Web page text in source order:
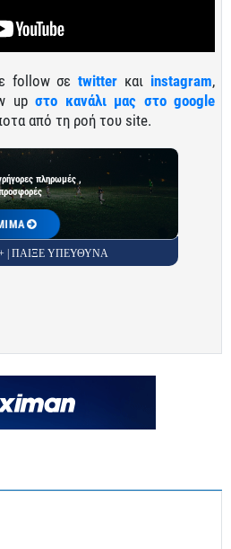
follow σεtwitter και instagram,
upστο κανάλι μας στο google
από τη ροή του site.
πληρωμές ,
| ΠΑΙΞΕ ΥΠΕΥΘΥΝΑ